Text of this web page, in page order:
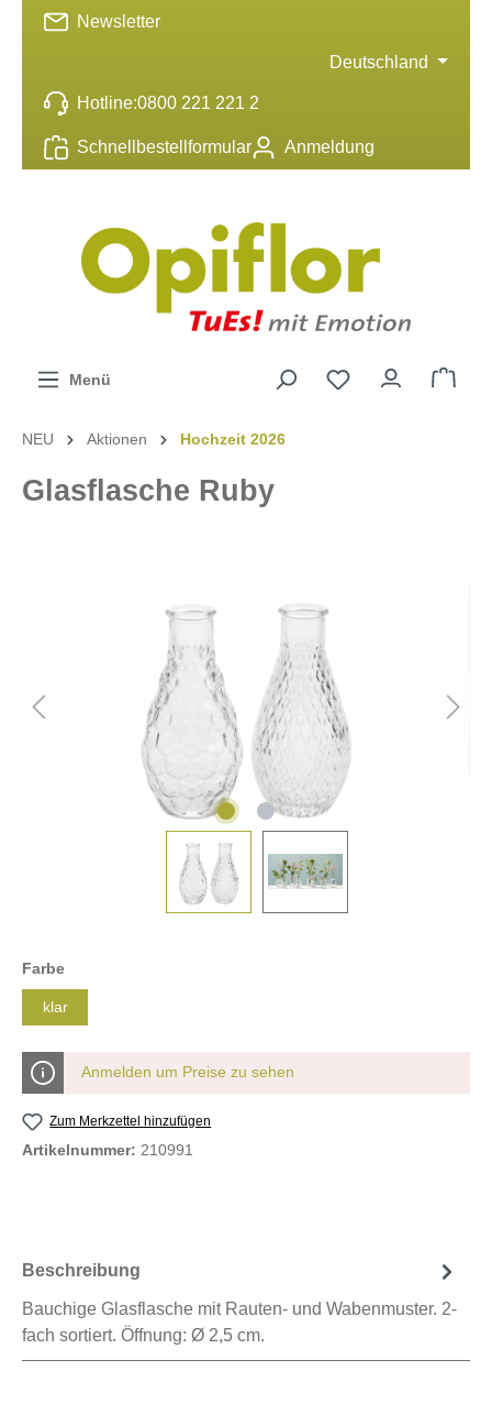
springen
Hotline:0800 221 221 2
Schnellbestellformular Anmeldung
Newsletter
Deutschland
Menü
NEU Aktionen Hochzeit 2026
Glasflasche Ruby
Farbe
klar
Anmelden um Preise zu sehen
Zum Merkzettel hinzufügen
Artikelnummer: 210991
Beschreibung
Bauchige Glasflasche mit Rauten- und Wabenmuster. 2-
fach sortiert. Öffnung: Ø 2,5 cm.